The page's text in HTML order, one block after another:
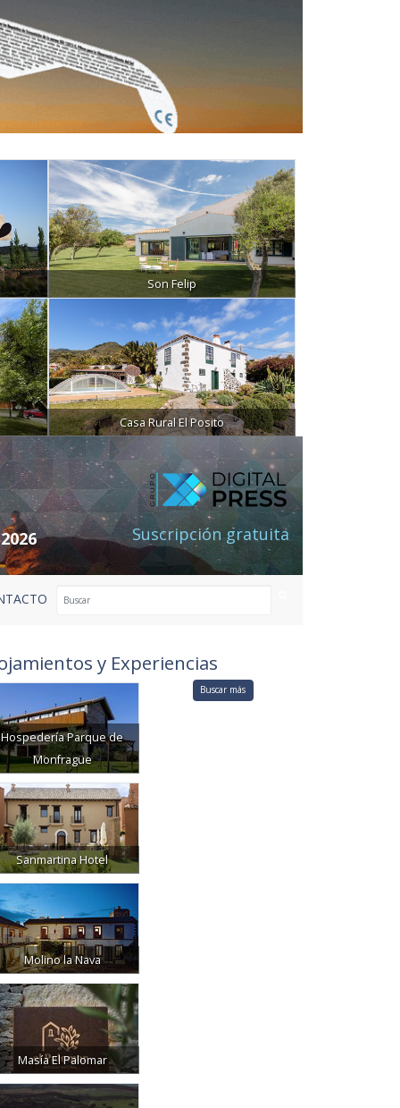
Son Felip
Casa Rural El Posito
Suscripción gratuita
y Experiencias
Hospedería Parque de
Monfragüe
Sanmartina Hotel
Molino la Nava
Masía El Palomar
Buscar más